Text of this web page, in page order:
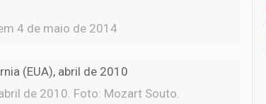
4 de maio de 2014
de 2010. Foto: Mozart Souto.